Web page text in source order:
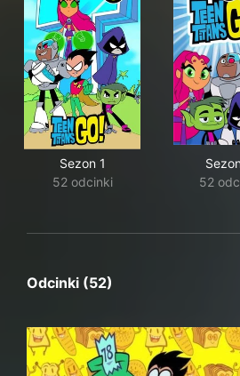
Sezon 1
52 odcinki
52
Odcinki (52)